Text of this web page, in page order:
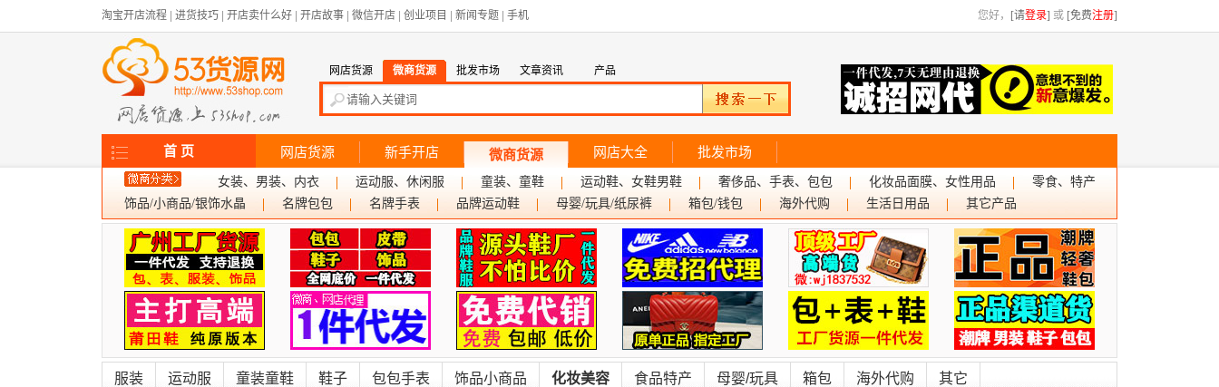
淘宝开店流程 进货技巧 开店卖什么好 开店故事 微信开店 创业项目 新闻专题 手机 您好， [请登录] 或 [免费注册]
网店货源 微商货源 批发市场 文章资讯 产品
首 页 网店货源 新手开店 微商货源 网店大全 批发市场
女装、男装、内衣 运动服、休闲服 童装、童鞋 运动鞋、女鞋男鞋 奢侈品、手表、包包 化妆品面膜、女性用品
零食、特产
饰品/小商品/银饰水晶
名牌包包 名牌手表 品牌运动鞋 母婴/玩具/纸尿裤 箱包/钱包 海外代购 生活日用品 其它产品
服装 运动服 童装童鞋 鞋子 包包手表 饰品小商品 化妆美容 食品特产 母婴/玩具 箱包 海外代购 其它